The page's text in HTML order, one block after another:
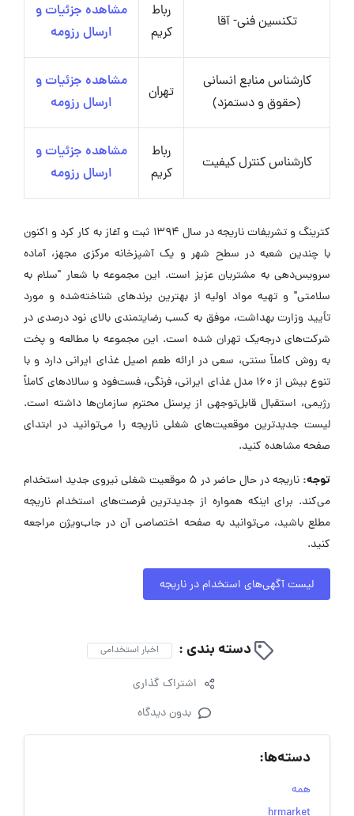
تکنسین فنی- آقا
رباط
کریم
مشاهده جزئیات و
ارسال رزومه
کارشناس منابع انسانی
(حقوق و دستمزد)
تهران
مشاهده جزئیات و
ارسال رزومه
کارشناس کنترل کیفیت
رباط
کریم
مشاهده جزئیات و
ارسال رزومه
کترینگ و تشریفات ناریجه در سال ۱۳۹۴ ثبت و آغاز به کار کرد و اکنون
با چندین شعبه در سطح شهر و یک آشپزخانه مرکزی مجهز، آماده
سرویس‌دهی به مشتریان عزیز است. این مجموعه با شعار "سلام به
سلامتی" و تهیه مواد اولیه از بهترین برندهای شناخته‌شده و مورد
تأیید وزارت بهداشت، موفق به کسب رضایتمندی بالای نود درصدی در
شرکت‌های درجه‌یک تهران شده است. این مجموعه با مطالعه و پخت
به روش کاملاً سنتی، سعی در ارائه طعم اصیل غذای ایرانی دارد و با
تنوع بیش از ۱۶۰ مدل غذای ایرانی، فرنگی، فست‌فود و سالادهای کاملاً
رژیمی، استقبال قابل‌توجهی از پرسنل محترم سازمان‌ها داشته است.
لیست جدیدترین موقعیت‌های شغلی ناریجه را می‌توانید در ابتدای
صفحه مشاهده کنید.
توجه:
ناریجه در حال حاضر در ۵ موقعیت شغلی نیروی جدید استخدام
می‌کند. برای اینکه همواره از جدیدترین فرصت‌های استخدام ناریجه
مطلع باشید، می‌توانید به صفحه اختصاصی آن در جاب‌ویژن مراجعه
کنید.
لیست آگهی‌های استخدام در ناریجه
دسته بندی : اخبار استخدامی
اشتراک گذاری
بدون دیدگاه
دسته‌ها:
همه